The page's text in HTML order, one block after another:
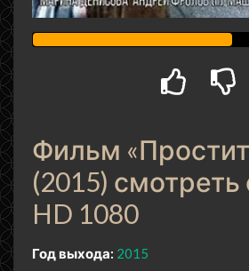
Фильм
(2015) смотреть
HD 1080
Год выхода: 2015